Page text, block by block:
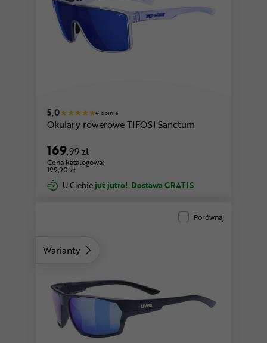
5,0 4 opinie
Okulary rowerowe TIFOSI Sanctum
169,99 zł
Cena katalogowa:
199,90 zł
U Ciebie już jutro! Dostawa GRATIS
Warianty
Porównaj